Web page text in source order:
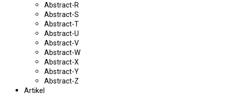
Abstract-R
Abstract-S
Abstract-T
Abstract-U
Abstract-V
Abstract-W
Abstract-X
Abstract-Y
Abstract-Z
Artikel